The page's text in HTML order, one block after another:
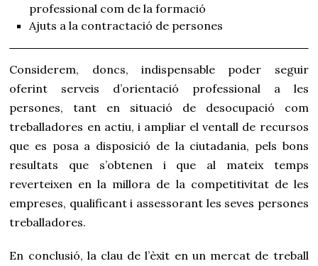
professional com de la formació
Ajuts a la contractació de persones
Considerem, doncs, indispensable poder seguir
oferint serveis d’orientació professional a les
persones, tant en situació de desocupació com
treballadores en actiu, i ampliar el ventall de recursos
que es posa a disposició de la ciutadania, pels bons
resultats que s’obtenen i que al mateix temps
reverteixen en la millora de la competitivitat de les
empreses, qualificant i assessorant les seves persones
treballadores.
En conclusió, la clau de l’èxit en un mercat de treball